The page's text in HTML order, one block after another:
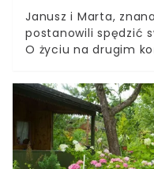
Janusz i Marta,
postanowili spędzić
O życiu na drugim
portalem Onet.pl
muszą się liczyć.
tylko piękna, ale
nawet tutaj można
kuchnię.Para
całe swoje życie.